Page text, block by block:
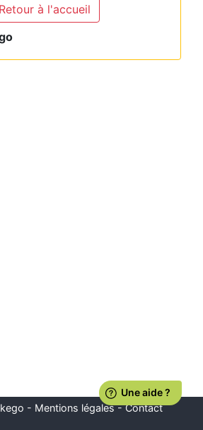
Retour à l'accueil
- Mentions légales-Contact